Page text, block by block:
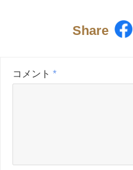
Share
コメント *